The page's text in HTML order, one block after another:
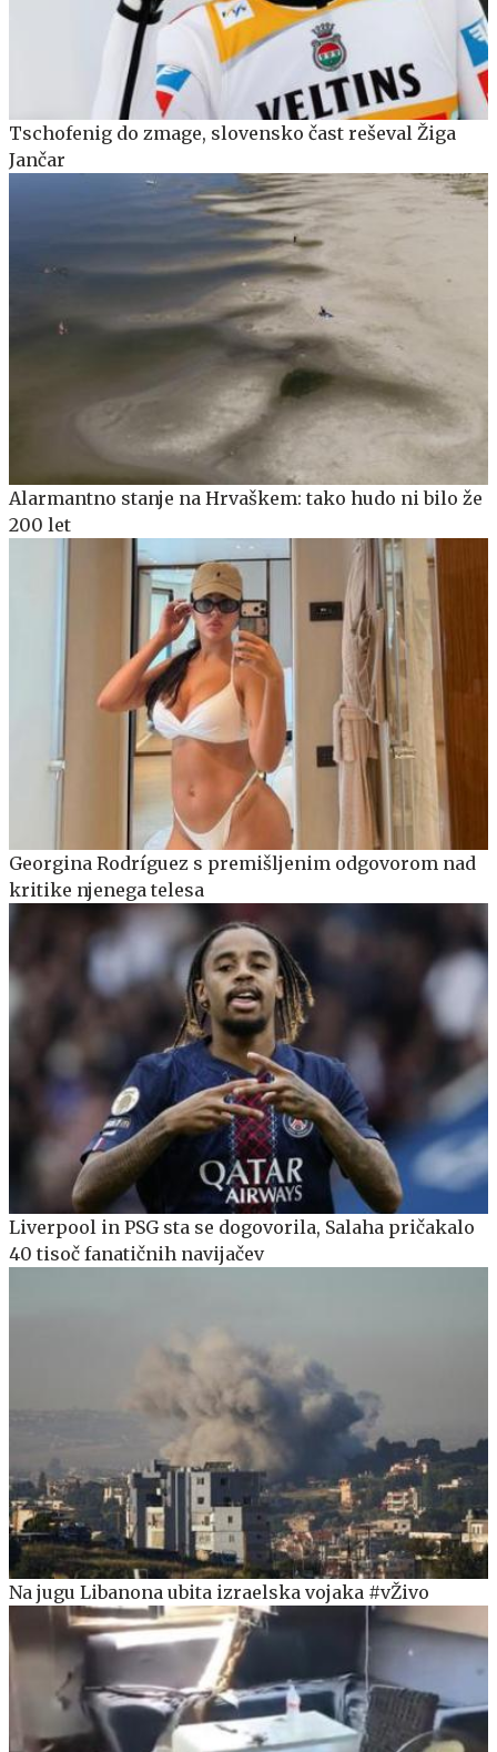
Tschofenig do zmage, slovensko čast reševal Žiga
Jančar
Alarmantno stanje na Hrvaškem: tako hudo ni bilo že
200 let
Georgina Rodríguez s premišljenim odgovorom nad
kritike njenega telesa
Liverpool in PSG sta se dogovorila, Salaha pričakalo
40 tisoč fanatičnih navijačev
Na jugu Libanona ubita izraelska vojaka #vŽivo